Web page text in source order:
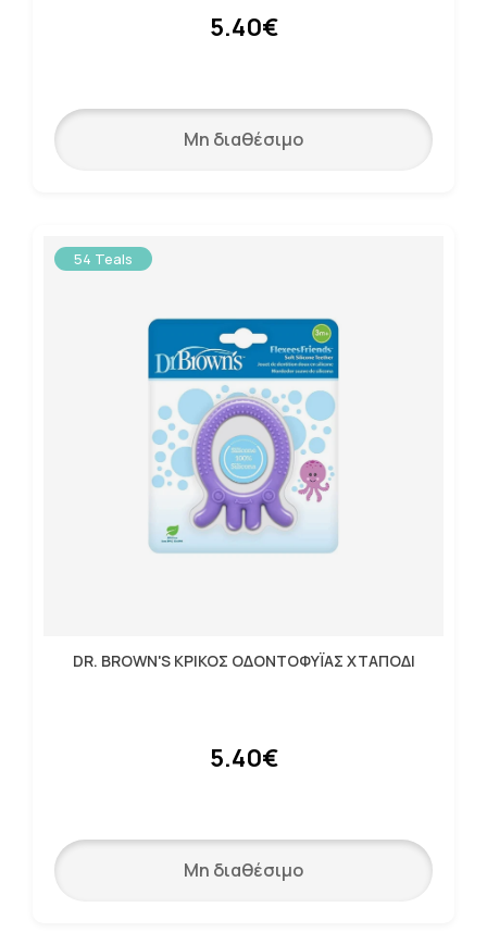
5.40€
Μη διαθέσιμο
54 Teals
DR. BROWN'S ΚΡΙΚΟΣ ΟΔΟΝΤΟΦΥΪΑΣ ΧΤΑΠΟΔΙ
5.40€
Μη διαθέσιμο